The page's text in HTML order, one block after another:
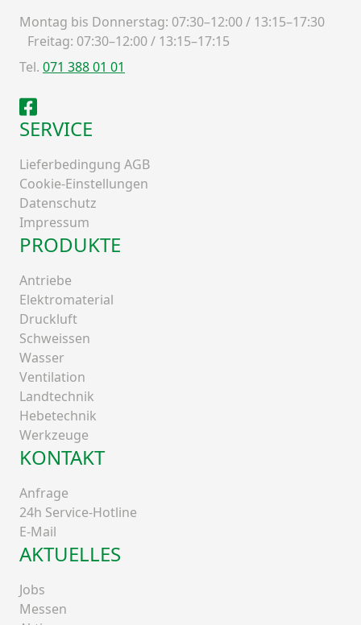
Montag bis Donnerstag: 07:30–12:00 / 13:15–17:30
Freitag: 07:30–12:00 / 13:15–17:15
Tel. 071 388 01 01
Facebook
SERVICE
Lieferbedingung AGB
Cookie-Einstellungen
Datenschutz
Impressum
PRODUKTE
Antriebe
Elektromaterial
Druckluft
Schweissen
Wasser
Ventilation
Landtechnik
Hebetechnik
Werkzeuge
KONTAKT
Anfrage
24h Service-Hotline
E-Mail
AKTUELLES
Jobs
Messen